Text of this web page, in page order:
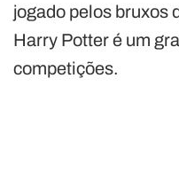
jogado pelos bruxos
Harry Potter é um
competições.